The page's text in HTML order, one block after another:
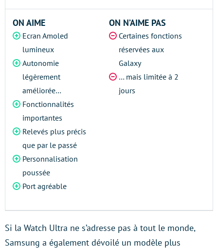
ON AIME
Ecran Amoled
lumineux
Autonomie
légèrement
améliorée…
Fonctionnalités
importantes
Relevés plus précis
que par le passé
Personnalisation
poussée
Port agréable
ON N’AIME PAS
Certaines fonctions
réservées aux
Galaxy
… mais limitée à 2
jours
Si la Watch Ultra ne s’adresse pas à tout le monde,
Samsung a également dévoilé un modèle plus